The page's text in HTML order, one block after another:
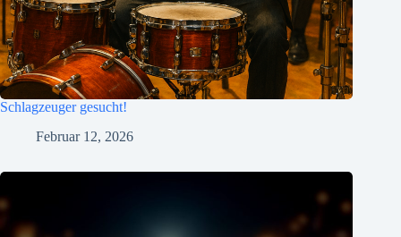
Schlagzeuger gesucht!
Februar 12, 2026